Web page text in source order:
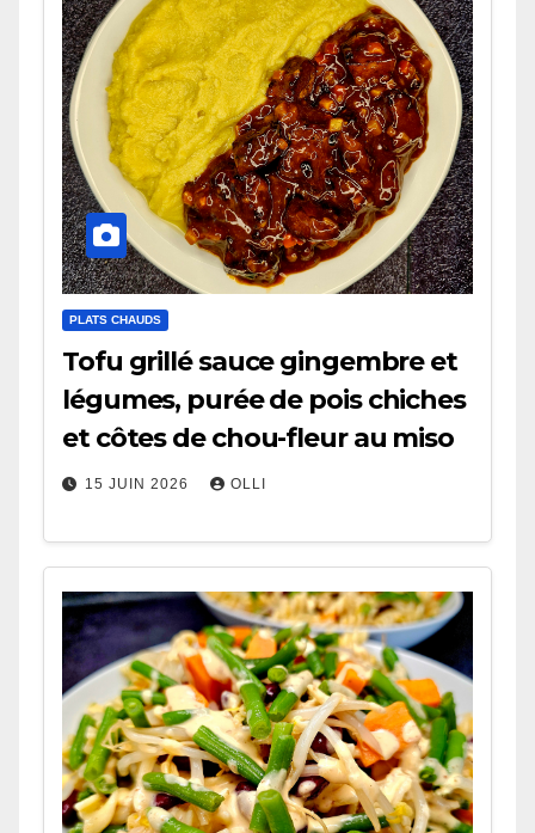
PLATS CHAUDS
Tofu grillé sauce gingembre et
légumes, purée de pois chiches
et côtes de chou-fleur au miso
15 JUIN 2026 OLLI